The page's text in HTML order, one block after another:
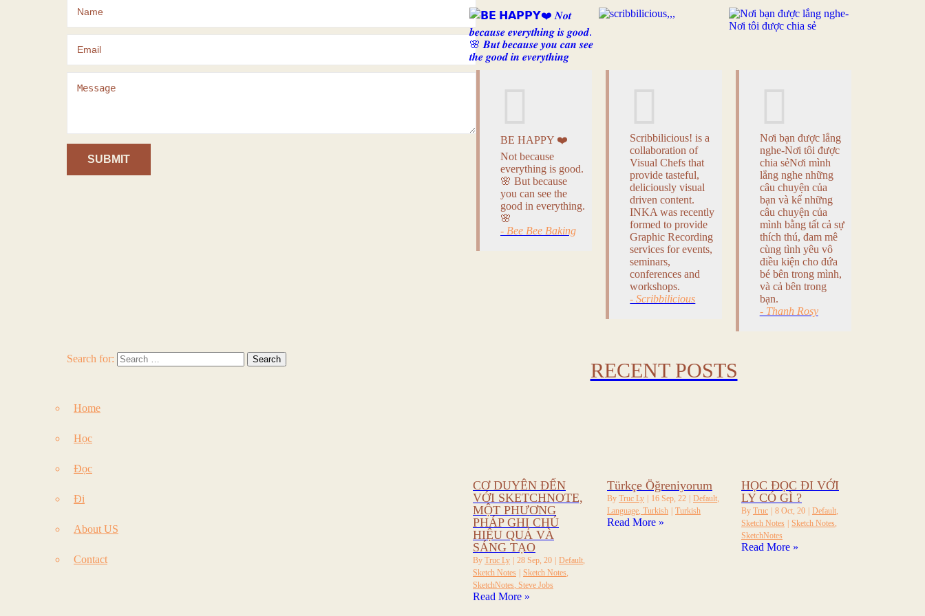
SUBMIT
BE HAPPY ❤️
Not because
everything is good.
🌸 But because
you can see the
good in everything.
🌸
- Bee Bee Baking
Scribbilicious! is a
collaboration of
Visual Chefs that
provide tasteful,
deliciously visual
driven content.
INKA was recently
formed to provide
Graphic Recording
services for events,
seminars,
conferences and
workshops.
- Scribbilicious
Nơi bạn được lắng
nghe-Nơi tôi được
chia sẻNơi mình
lắng nghe những
câu chuyện của
bạn và kể những
câu chuyện của
mình bằng tất cả sự
thích thú, đam mê
cùng tình yêu vô
điều kiện cho đứa
bé bên trong mình,
và cả bên trong
bạn.
- Thanh Rosy
Search for:
Home
Học
Đọc
Đi
About US
Contact
RECENT POSTS
CƠ DUYÊN ĐẾN
VỚI SKETCHNOTE,
MỘT PHƯƠNG
PHÁP GHI CHÚ
HIỆU QUẢ VÀ
SÁNG TẠO
By Truc Ly 28 Sep, 20
Default
Sketch Notes
Sketch Notes
SketchNotes Steve Jobs
Read More »
Türkçe Öğreniyorum
By Truc Ly 16 Sep, 22
Default
Language Turkish Turkish
Read More »
HỌC ĐỌC ĐI VỚI
LY CÓ GÌ ?
By Truc 8 Oct, 20
Default
Sketch Notes
Sketch Notes
SketchNotes
Read More »